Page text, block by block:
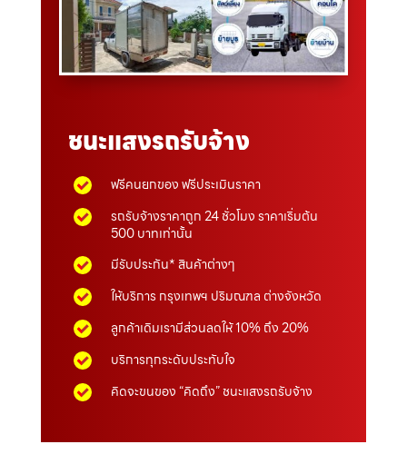
ชนะแสงรถรับจ้าง
ฟรีคนยกของ ฟรีประเมินราคา
รถรับจ้างราคาถูก 24 ชั่วโมง ราคาเริ่มต้น
500 บาทเท่านั้น
มีรับประกัน* สินค้าต่างๆ
ให้บริการ กรุงเทพฯ ปริมณฑล ต่างจังหวัด
ลูกค้าเดิมเรามีส่วนลดให้ 10% ถึง 20%
บริการทุกระดับประทับใจ
คิดจะขนของ “คิดถึง” ชนะแสงรถรับจ้าง